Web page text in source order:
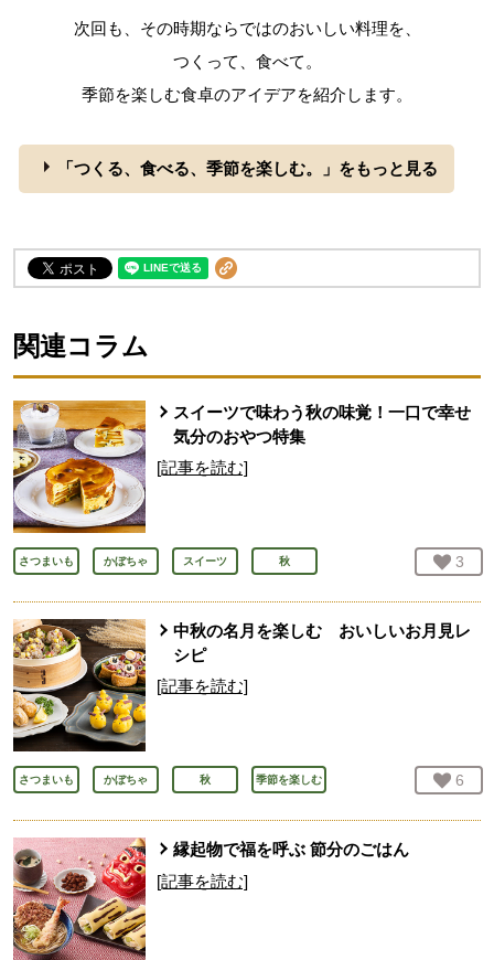
次回も、その時期ならではのおいしい料理を、
つくって、食べて。
季節を楽しむ食卓のアイデアを紹介します。
「つくる、食べる、季節を楽しむ。」をもっと見る
関連コラム
スイーツで味わう秋の味覚！一口で幸せ
気分のおやつ特集
[記事を読む]
さつまいも かぼちゃ スイーツ 秋 お気
3
中秋の名月を楽しむ おいしいお月見レ
シピ
[記事を読む]
さつまいも かぼちゃ 秋 季節を楽しむ お気
6
縁起物で福を呼ぶ 節分のごはん
[記事を読む]